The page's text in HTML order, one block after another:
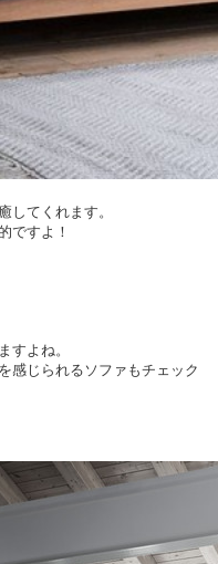
してくれます。
ですよ！
すよね。
感じられるソファもチェック